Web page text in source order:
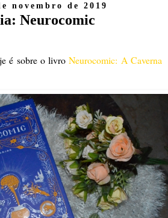
novembro de 2019
Neurocomic
é sobre o livroNeurocomic: A Caverna